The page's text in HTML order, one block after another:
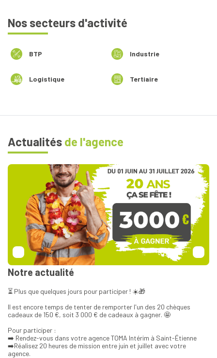
Nos secteurs d'activité
BTP Industrie
Logistique Tertiaire
Actualités de l'agence
Notre actualité
⏳ Plus que quelques jours pour participer ! ☀️🎁
Il est encore temps de tenter de remporter l'un des 20 chèques
cadeaux de 150 €, soit 3 000 € de cadeaux à gagner. 🤩
Pour participer :
➡️ Rendez-vous dans votre agence TOMA Intérim à Saint-Étienne
➡️Réalisez 20 heures de mission entre juin et juillet avec votre
agence.